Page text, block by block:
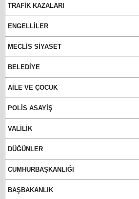
TRAFİK KAZALARI
ENGELLİLER
MECLİS SİYASET
BELEDİYE
AİLE VE ÇOCUK
POLİS ASAYİŞ
VALİLİK
DÜĞÜNLER
CUMHURBAŞKANLIĞI
BAŞBAKANLIK